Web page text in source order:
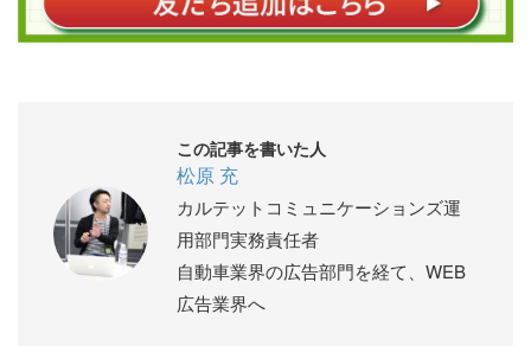
この記事を書いた人
松原 充
カルテットコミュニケーションズ運
用部門実務責任者
自動車業界の広告部門を経て、WEB
広告業界へ